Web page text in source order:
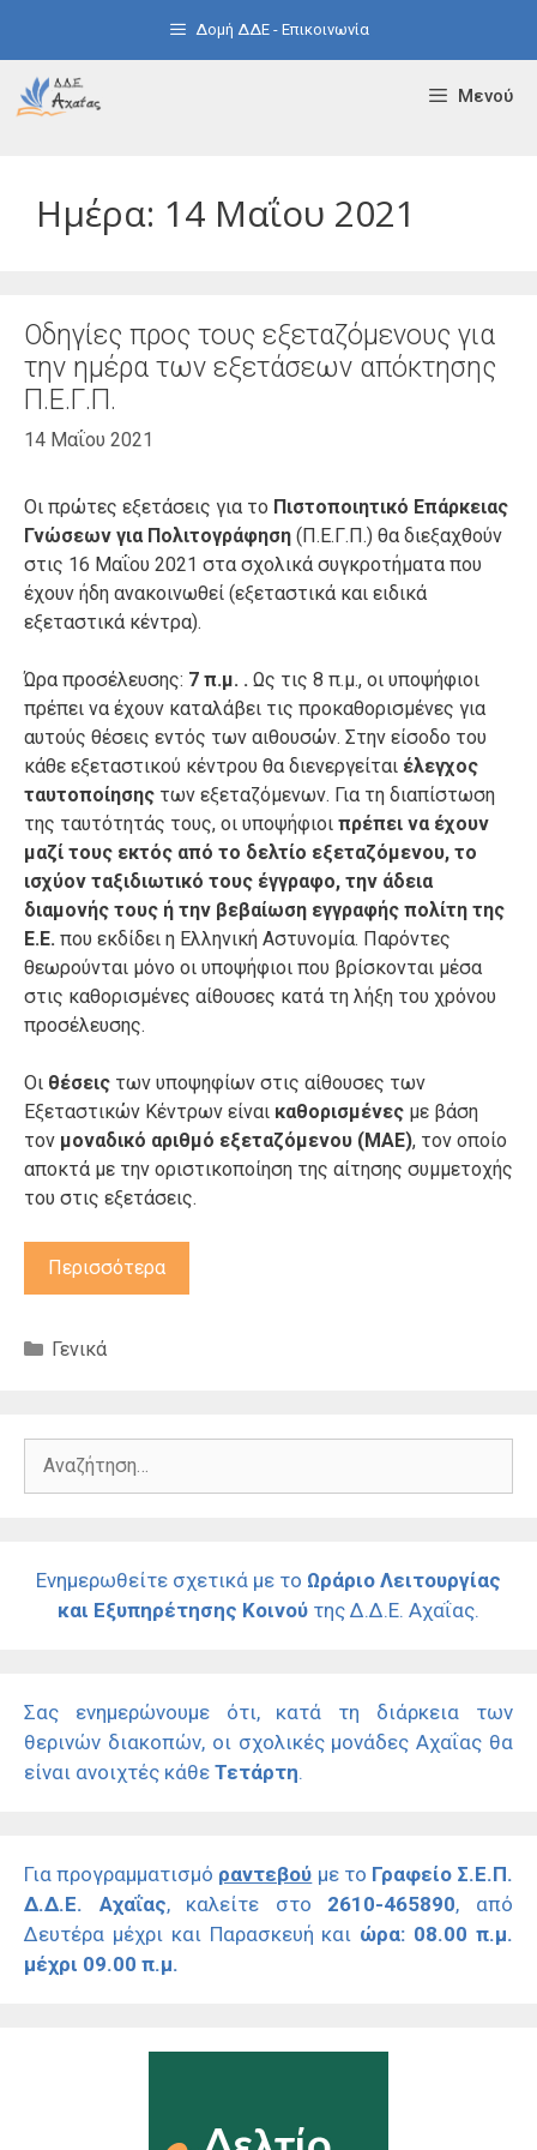
Δομή ΔΔΕ - Επικοινωνία
Μενού
Ημέρα: 14 Μαΐου 2021
Οδηγίες προς τους εξεταζόμενους για
την ημέρα των εξετάσεων απόκτησης
Π.Ε.Γ.Π.
14 Μαΐου 2021
Οι πρώτες εξετάσεις για το Πιστοποιητικό Επάρκειας
Γνώσεων για Πολιτογράφηση (Π.Ε.Γ.Π.) θα διεξαχθούν
στις 16 Μαΐου 2021 στα σχολικά συγκροτήματα που
έχουν ήδη ανακοινωθεί (εξεταστικά και ειδικά
εξεταστικά κέντρα).
Ώρα προσέλευσης: 7 π.μ. . Ως τις 8 π.μ., οι υποψήφιοι
πρέπει να έχουν καταλάβει τις προκαθορισμένες για
αυτούς θέσεις εντός των αιθουσών. Στην είσοδο του
κάθε εξεταστικού κέντρου θα διενεργείται έλεγχος
ταυτοποίησης των εξεταζόμενων. Για τη διαπίστωση
της ταυτότητάς τους, οι υποψήφιοι πρέπει να έχουν
μαζί τους εκτός από το δελτίο εξεταζόμενου, το
ισχύον ταξιδιωτικό τους έγγραφο, την άδεια
διαμονής τους ή την βεβαίωση εγγραφής πολίτη της
Ε.Ε. που εκδίδει η Ελληνική Αστυνομία. Παρόντες
θεωρούνται μόνο οι υποψήφιοι που βρίσκονται μέσα
στις καθορισμένες αίθουσες κατά τη λήξη του χρόνου
προσέλευσης.
Οι θέσεις των υποψηφίων στις αίθουσες των
Εξεταστικών Κέντρων είναι καθορισμένες με βάση
τον μοναδικό αριθμό εξεταζόμενου (ΜΑΕ), τον οποίο
αποκτά με την οριστικοποίηση της αίτησης συμμετοχής
του στις εξετάσεις.
Περισσότερα
Κατηγορίες
Γενικά
Αναζήτηση
Ενημερωθείτε σχετικά με το Ωράριο Λειτουργίας
και Εξυπηρέτησης Κοινού της Δ.Δ.Ε. Αχαΐας.
Σας ενημερώνουμε ότι, κατά τη διάρκεια των
θερινών διακοπών, οι σχολικές μονάδες Αχαΐας θα
είναι ανοιχτές κάθε Τετάρτη.
Για προγραμματισμό ραντεβού με το Γραφείο Σ.Ε.Π.
Δ.Δ.Ε. Αχαΐας, καλείτε στο 2610-465890, από
Δευτέρα μέχρι και Παρασκευή και ώρα: 08.00 π.μ.
μέχρι 09.00 π.μ.